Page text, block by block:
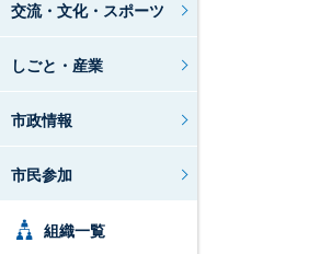
交流・文化・スポーツ
しごと・産業
市政情報
市民参加
組織一覧